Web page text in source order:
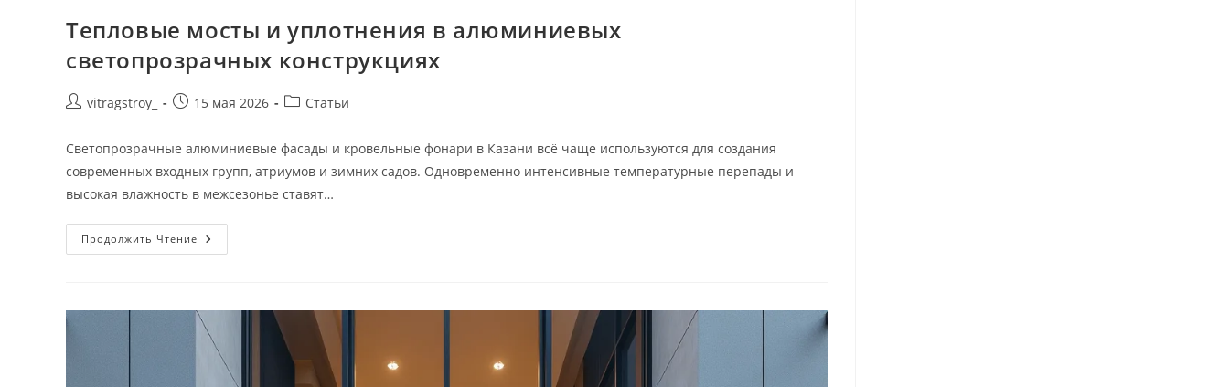
Тепловые мосты и уплотнения в алюминиевых
светопрозрачных конструкциях
Авторvitragstroy_
Запись15 мая 2026
Рубрика
Статьи
Светопрозрачные алюминиевые фасады и кровельные фонари в Казани всё чаще используются для создания
современных входных групп, атриумов и зимних садов. Одновременно интенсивные температурные перепады и
высокая влажность в межсезонье ставят…
Продолжить Чтение Тепловые
Мосты
Светопрозрачных
Конструкциях